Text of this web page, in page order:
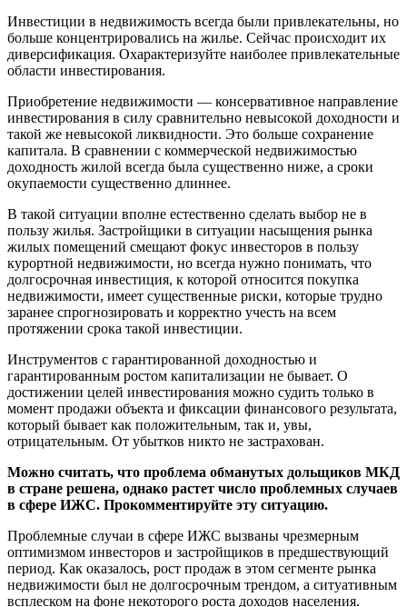
Инвестиции в недвижимость всегда были привлекательны, но
больше концентрировались на жилье. Сейчас происходит их
диверсификация. Охарактеризуйте наиболее привлекательные
области инвестирования.
Приобретение недвижимости — консервативное направление
инвестирования в силу сравнительно невысокой доходности и
такой же невысокой ликвидности. Это больше сохранение
капитала. В сравнении с коммерческой недвижимостью
доходность жилой всегда была существенно ниже, а сроки
окупаемости существенно длиннее.
В такой ситуации вполне естественно сделать выбор не в
пользу жилья. Застройщики в ситуации насыщения рынка
жилых помещений смещают фокус инвесторов в пользу
курортной недвижимости, но всегда нужно понимать, что
долгосрочная инвестиция, к которой относится покупка
недвижимости, имеет существенные риски, которые трудно
заранее спрогнозировать и корректно учесть на всем
протяжении срока такой инвестиции.
Инструментов с гарантированной доходностью и
гарантированным ростом капитализации не бывает. О
достижении целей инвестирования можно судить только в
момент продажи объекта и фиксации финансового результата,
который бывает как положительным, так и, увы,
отрицательным. От убытков никто не застрахован.
Можно считать, что проблема обманутых дольщиков МКД
в стране решена, однако растет число проблемных случаев
в сфере ИЖС. Прокомментируйте эту ситуацию.
Проблемные случаи в сфере ИЖС вызваны чрезмерным
оптимизмом инвесторов и застройщиков в предшествующий
период. Как оказалось, рост продаж в этом сегменте рынка
недвижимости был не долгосрочным трендом, а ситуативным
всплеском на фоне некоторого роста доходов населения.